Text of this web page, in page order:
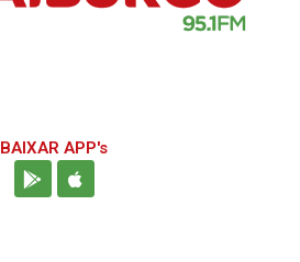
BAIXAR APP's